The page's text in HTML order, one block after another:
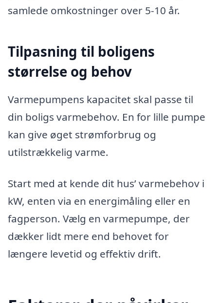
samlede omkostninger over 5-10 år.
Tilpasning til boligens
størrelse og behov
Varmepumpens kapacitet skal passe til
din boligs varmebehov. En for lille pumpe
kan give øget strømforbrug og
utilstrækkelig varme.
Start med at kende dit hus’ varmebehov i
kW, enten via en energimåling eller en
fagperson. Vælg en varmepumpe, der
dækker lidt mere end behovet for
længere levetid og effektiv drift.